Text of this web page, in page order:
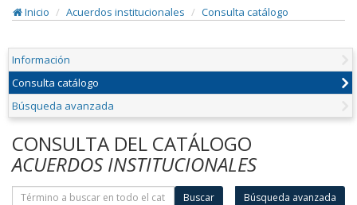
Inicio
Acuerdos institucionales Consulta catálogo
Información
Consulta catálogo
Búsqueda avanzada
CONSULTA DEL CATÁLOGO
ACUERDOS INSTITUCIONALES
Buscar Búsqueda avanzada